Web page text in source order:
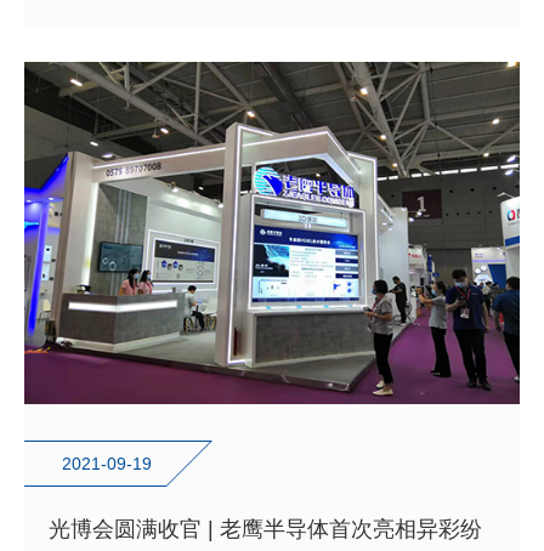
2021-09-19
光博会圆满收官 | 老鹰半导体首次亮相异彩纷